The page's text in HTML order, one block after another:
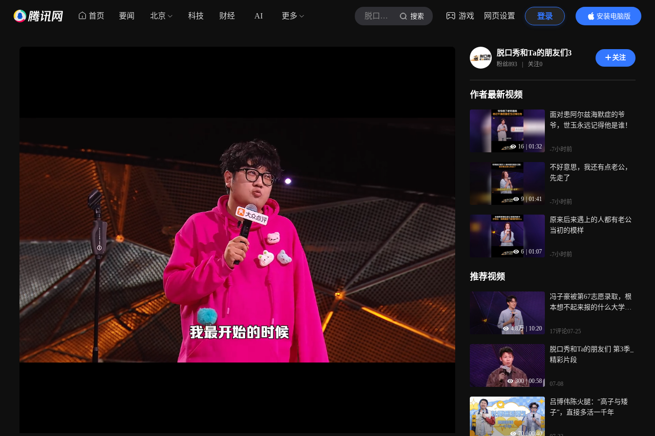
首页 要闻 北京 科技 财经 AI 更多 脱口秀和Ta的朋友们3 搜索 游戏 网页设置 登录
安装电脑版
内容更精彩
脱口秀和Ta的朋友们3
粉丝893 | 关注0
关注
作者最新视频
16 01:32
面对患阿尔兹海默症的爷
爷，世玉永远记得他是谁！
-7小时前
9 01:41
不好意思，我还有点老公，
先走了
-7小时前
6 01:07
原来后来遇上的人都有老公
当初的模样
-7小时前
推荐视频
4.8万 10:20
冯子豪被第67志愿录取，根
本想不起来报的什么大学丨
17评论07-25
300 | 00:58
脱口秀和Ta的朋友们 第3季_
精彩片段
07-08
70 | 00:40
吕博伟陈火腿：“高子与矮
子”，直接多活一千年